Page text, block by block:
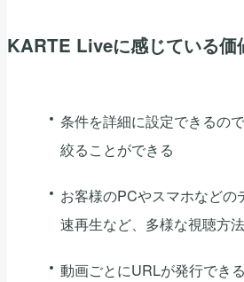
KARTE Liveに感じている価
条件を詳細に設定できるの
絞ることができる
お客様のPCやスマホなどの
速再生など、多様な視聴方
動画ごとにURLが発行でき